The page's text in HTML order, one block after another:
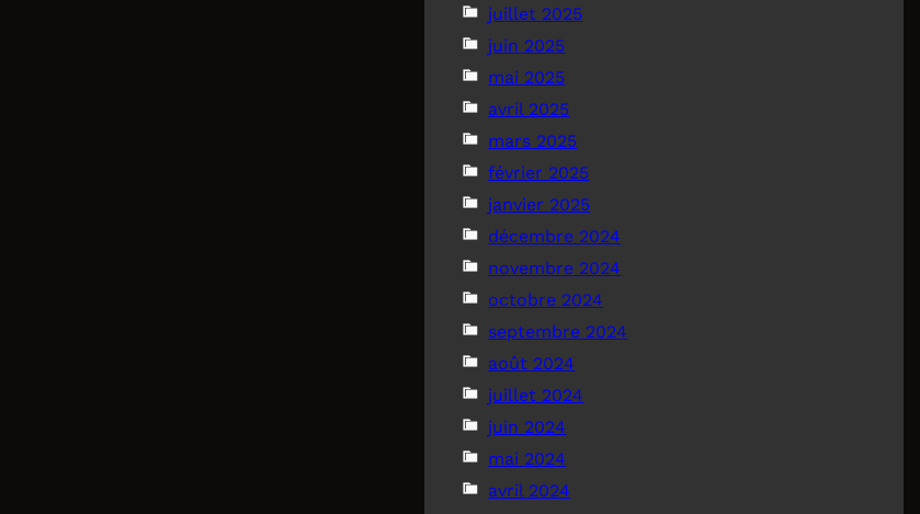
juillet 2025
juin 2025
mai 2025
avril 2025
mars 2025
février 2025
janvier 2025
décembre 2024
novembre 2024
octobre 2024
septembre 2024
août 2024
juillet 2024
juin 2024
mai 2024
avril 2024